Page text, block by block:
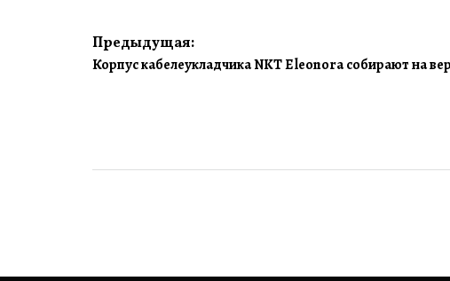
Навигация
Предыдущая:
Корпус кабелеукладчика NKT Eleonora собирают на